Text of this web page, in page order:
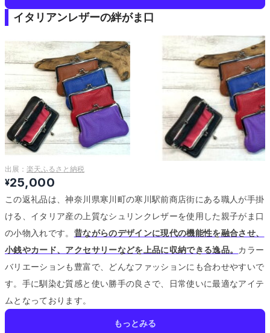
イタリアンレザーの絆がま口
出展： 楽天ふるさと納税
¥25,000
この返礼品は、神奈川県寒川町の寒川駅前商店街にある職人が手掛
ける、イタリア産の上質なシュリンクレザーを使用した親子がま口
の小物入れです。 昔ながらのデザインに現代の機能性を融合させ、
小銭やカード、アクセサリーなどを上品に収納できる逸品。 カラー
バリエーションも豊富で、どんなファッションにも合わせやすいで
す。 手に馴染む質感と使い勝手の良さで、日常使いに最適なアイテ
ムとなっております。
もっとみる